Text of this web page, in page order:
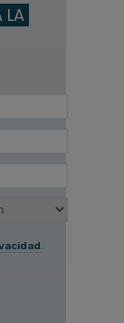
LA
.